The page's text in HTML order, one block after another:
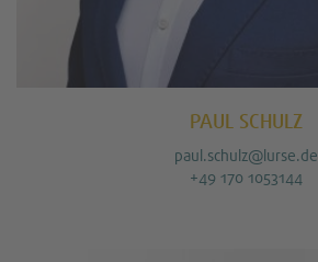
PAUL SCHULZ
paul.schulz@lurse.de
+49 170 1053144